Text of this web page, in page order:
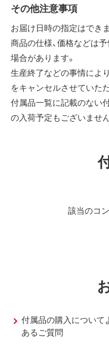
その他注意事項
お届け日時の指定はできま
商品の仕様、価格などは
場合があります。
生産終了などの事情によ
をキャンセルさせていた
付属品一覧に記載のない
の入荷予定もございませ
該当のコ
付属品の購入について
あるご質問